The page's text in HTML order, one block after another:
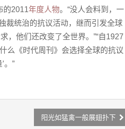
的2011年度人物。“没人会料到，一
裁统治的抗议活动，继而引发全球
，他们还改变了全世界。”“自1927
么《时代周刊》会选择全球的抗议
。”
阳光如猛禽一般展翅扑下